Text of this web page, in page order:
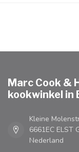
Marc Cook &
kookwinkel in
Kleine
6661EC ELST
Nederland